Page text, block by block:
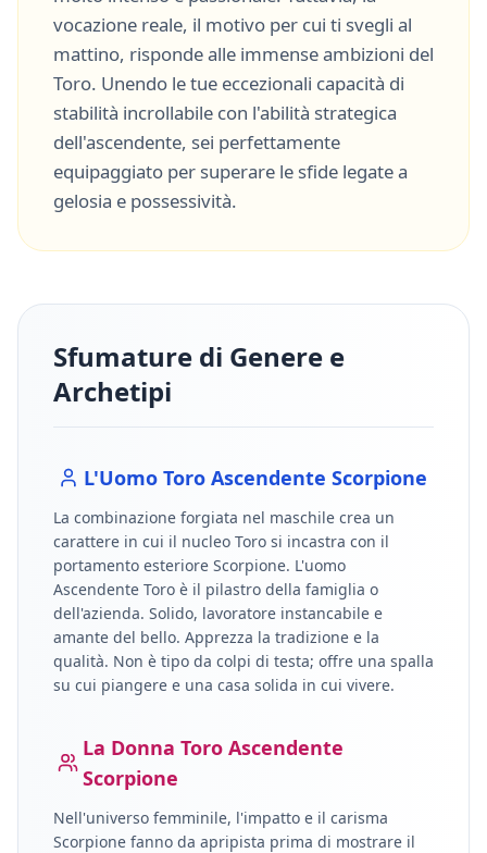
vocazione reale, il motivo per cui ti svegli al
mattino, risponde alle immense ambizioni del
Toro. Unendo le tue eccezionali capacità di
stabilità incrollabile con l'abilità strategica
dell'ascendente, sei perfettamente
equipaggiato per superare le sfide legate a
gelosia e possessività.
Sfumature di Genere e
Archetipi
L'Uomo Toro Ascendente Scorpione
La combinazione forgiata nel maschile crea un
carattere in cui il nucleo Toro si incastra con il
portamento esteriore Scorpione. L'uomo
Ascendente Toro è il pilastro della famiglia o
dell'azienda. Solido, lavoratore instancabile e
amante del bello. Apprezza la tradizione e la
qualità. Non è tipo da colpi di testa; offre una spalla
su cui piangere e una casa solida in cui vivere.
La DonnaToro Ascendente
Scorpione
Nell'universo femminile, l'impatto e il carisma
Scorpione fanno da apripista prima di mostrare il